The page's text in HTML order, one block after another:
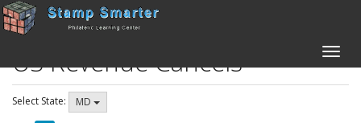
Toggle
US Revenue Cancels
Select State: MD